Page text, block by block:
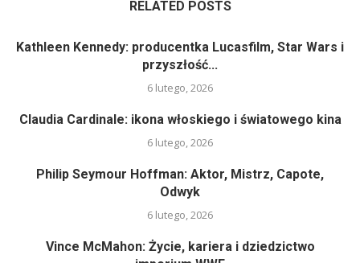
RELATED POSTS
Kathleen Kennedy: producentka Lucasfilm, Star Wars i
przyszłość...
6 lutego, 2026
Claudia Cardinale: ikona włoskiego i światowego kina
6 lutego, 2026
Philip Seymour Hoffman: Aktor, Mistrz, Capote,
Odwyk
6 lutego, 2026
Vince McMahon: Życie, kariera i dziedzictwo